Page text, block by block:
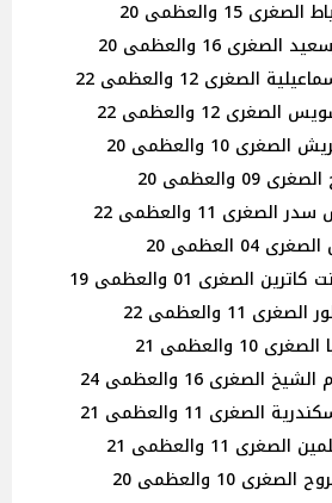
15 والعظمى 20
16 والعظمى 20
الصغرى 12 والعظمى 22
12 والعظمى 22
10 والعظمى 20
والعظمى 20
11 والعظمى 22
العظمى 20
الصغرى 01 والعظمى 19
والعظمى 22
والعظمى 21
16 والعظمى 24
11 والعظمى 21
11 والعظمى 21
10 والعظمى 20